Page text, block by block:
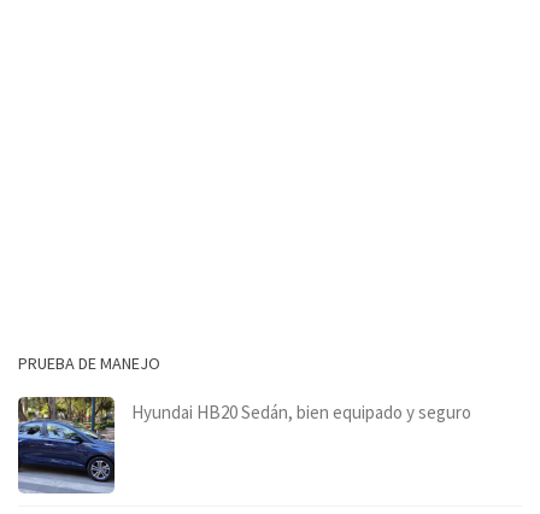
PRUEBA DE MANEJO
Hyundai HB20 Sedán, bien equipado y seguro